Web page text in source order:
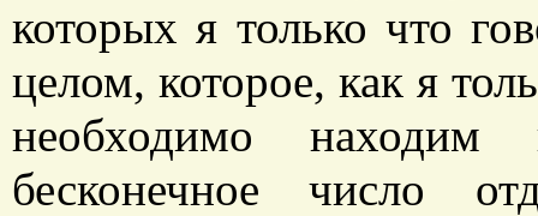
которых я только что
целом, которое, как я
необходимо
бесконечное число